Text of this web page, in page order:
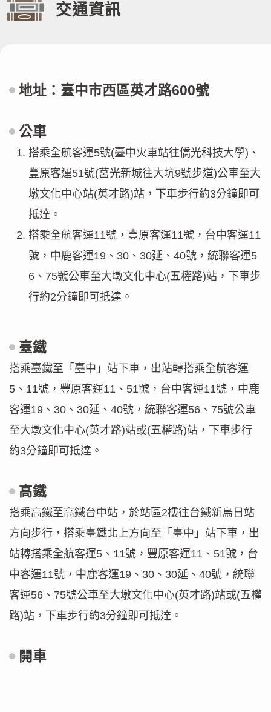
交通資訊
地址：臺中市西區英才路600號
公車
搭乘全航客運5號(臺中火車站往僑光科技大學)、
豐原客運51號(莒光新城往大坑9號步道)公車至大
墩文化中心站(英才路)站，下車步行約3分鐘即可
抵達。
搭乘全航客運11號，豐原客運11號，台中客運11
號，中鹿客運19、30、30延、40號，統聯客運5
6、75號公車至大墩文化中心(五權路)站，下車步
行約2分鐘即可抵達。
臺鐵
搭乘臺鐵至「臺中」站下車，出站轉搭乘全航客運
5、11號，豐原客運11、51號，台中客運11號，中鹿
客運19、30、30延、40號，統聯客運56、75號公車
至大墩文化中心(英才路)站或(五權路)站，下車步行
約3分鐘即可抵達。​
高鐵
搭乘高鐵至高鐵台中站，於站區2樓往台鐵新烏日站
方向步行，搭乘臺鐵北上方向至「臺中」站下車，出
站轉搭乘全航客運5、11號，豐原客運11、51號，台
中客運11號，中鹿客運19、30、30延、40號，統聯
客運56、75號公車至大墩文化中心(英才路)站或(五權
路)站，下車步行約3分鐘即可抵達。
開車